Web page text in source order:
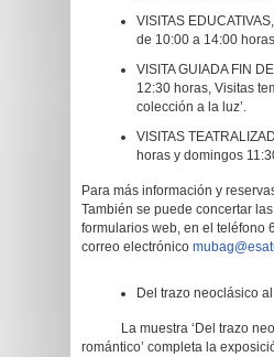
VISITAS
de 10:00 a 14:00
VISITA GUIADA FIN
12:30 horas, Visitas
colección a la luz’.
VISITAS
horas y domingos
Para más información y
También se puede concertar
formularios web, en el teléfono
correo electrónico
Del trazo neoclásico
La muestra ‘Del trazo
romántico’ completa la